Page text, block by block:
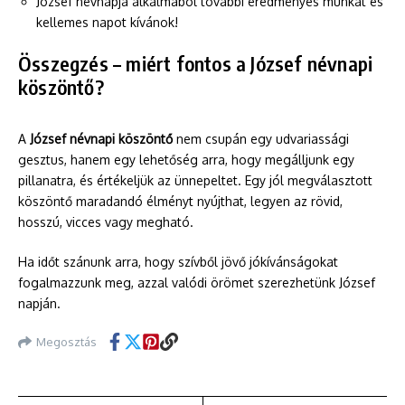
kellemes napot kívánok!
Összegzés – miért fontos a József névnapi
köszöntő?
A József névnapi köszöntőnem csupán egy udvariassági
gesztus, hanem egy lehetőség arra, hogy megálljunk egy
pillanatra, és értékeljük az ünnepeltet. Egy jól megválasztott
köszöntő maradandó élményt nyújthat, legyen az rövid,
hosszú, vicces vagy megható.
Ha időt szánunk arra, hogy szívből jövő jókívánságokat
fogalmazzunk meg, azzal valódi örömet szerezhetünk József
napján.
Megosztás